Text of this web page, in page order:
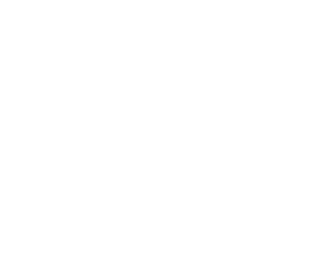
получают подарок
стипендию в течение года!
дарованиям развиваться